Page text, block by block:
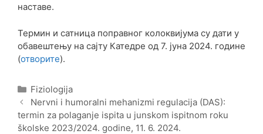
наставе.
Термин и сатница поправног колоквијума су дати у
обавештењу на сајту Катедре од 7. јуна 2024. године
(отворите).
Categories
Fiziologija
Post
navigation
Nervni i humoralni mehanizmi regulacija (DAS):
termin za polaganje ispita u junskom ispitnom roku
školske 2023/2024. godine, 11. 6. 2024.